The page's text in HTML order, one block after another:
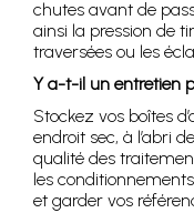
chutes avant de
ainsi la pression de
traversées ou les
Y a-t-il un entretien
Stockez vos boîtes
endroit sec, à l’abri
qualité des
les
et garder vos